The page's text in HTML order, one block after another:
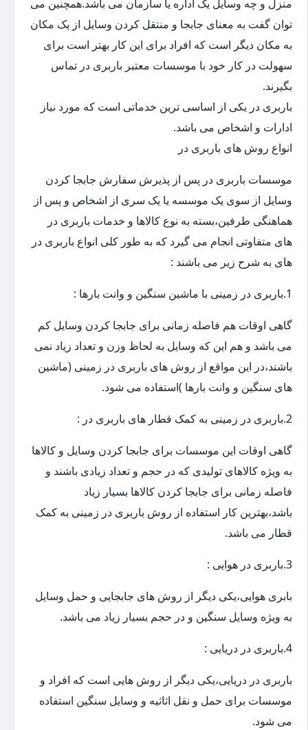
منزل و چه وسایل یک اداره یا سازمان می باشد.همچنین می
توان گفت به معنای جابجا و منتقل کردن وسایل از یک مکان
به مکان دیگر است که افراد برای این کار بهتر است برای
سهولت در کار خود با موسسات معتبر باربری در تماس
بگیرند.
باربری در یکی از اساسی ترین خدماتی است که مورد نیاز
ادارات و اشخاص می باشد.
انواع روش های باربری در
موسسات باربری در پس از پذیرش سفارش جابجا کردن
وسایل از سوی یک موسسه یا یک سری از اشخاص و پس از
هماهنگی طرفین،بسته به نوع کالاها و خدمات باربری در
های متفاوتی انجام می گیرد که به طور کلی انواع باربری در
های به شرح زیر می باشند :
1.باربری در زمینی با ماشین سنگین و وانت بارها :
گاهی اوقات هم فاصله زمانی برای جابجا کردن وسایل کم
می باشد و هم این که وسایل به لحاظ وزن و تعداد زیاد نمی
باشند،در این مواقع از روش های باربری در زمینی (ماشین
های سنگین و وانت بارها )استفاده می شود.
2.باربری در زمینی به کمک قطار های باربری در :
گاهی اوقات این موسسات برای جابجا کردن وسایل و کالاها
به ویژه کالاهای تولیدی که در حجم و تعداد زیادی باشند و
فاصله زمانی برای جابجا کردن کالاها بسیار زیاد
باشد،بهترین کار استفاده از روش باربری در زمینی به کمک
قطار می باشد.
3.باربری در هوایی :
بابری هوایی،یکی دیگر از روش های جابجایی و حمل وسایل
به ویژه وسایل سنگین و در حجم بسیار زیاد می باشد.
4.باربری در دریایی :
باربری در دریایی،یکی دیگر از روش هایی است که افراد و
موسسات برای حمل و نقل اثاثیه و وسایل سنگین استفاده
می شود.